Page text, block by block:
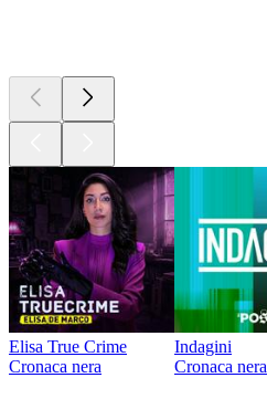
Elisa True Crime
Cronaca nera
Indagini
Cronaca nera